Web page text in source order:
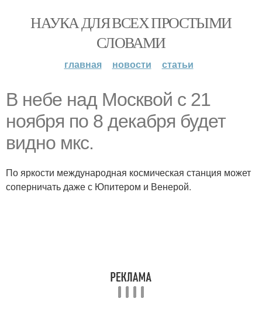
НАУКА ДЛЯ ВСЕХ ПРОСТЫМИ
СЛОВАМИ
главная новости статьи
В небе над Москвой с 21
ноября по 8 декабря будет
видно мкс.
По яркости международная космическая станция может
соперничать даже с Юпитером и Венерой.